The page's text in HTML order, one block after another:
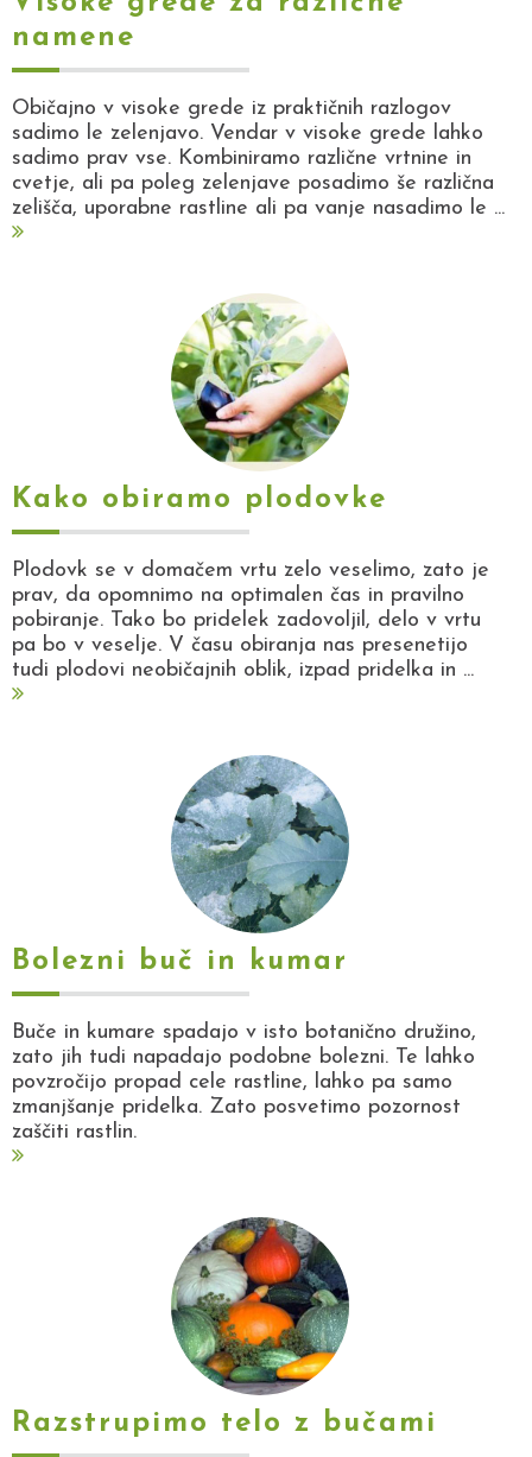
namene
Običajno v visoke grede iz praktičnih razlogov
sadimo le zelenjavo. Vendar v visoke grede lahko
sadimo prav vse. Kombiniramo različne vrtnine in
cvetje, ali pa poleg zelenjave posadimo še različna
zelišča, uporabne rastline ali pa vanje nasadimo le ...
Kako obiramo plodovke
Plodovk se v domačem vrtu zelo veselimo, zato je
prav, da opomnimo na optimalen čas in pravilno
pobiranje. Tako bo pridelek zadovoljil, delo v vrtu
pa bo v veselje. V času obiranja nas presenetijo
tudi plodovi neobičajnih oblik, izpad pridelka in ...
Bolezni buč in kumar
Buče in kumare spadajo v isto botanično družino,
zato jih tudi napadajo podobne bolezni. Te lahko
povzročijo propad cele rastline, lahko pa samo
zmanjšanje pridelka. Zato posvetimo pozornost
zaščiti rastlin.
Razstrupimo telo z bučami